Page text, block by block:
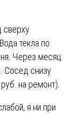
сверху
текла по
Через месяц
Сосед снизу
на ремонт).
я ни при